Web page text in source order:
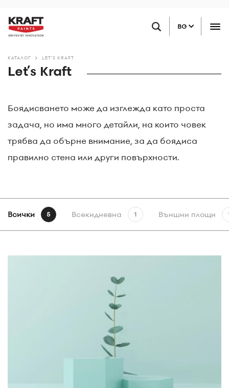
към
основното
BG
КАТАЛОГ LET’S KRAFT
Let’s Kraft
Боядисването може да изглежда като проста
задача, но има много детайли, на които човек
трябва да обърне внимание, за да боядиса
правилно стена или други повърхности.
Всички 5 Всекидневна 1 Външни площи